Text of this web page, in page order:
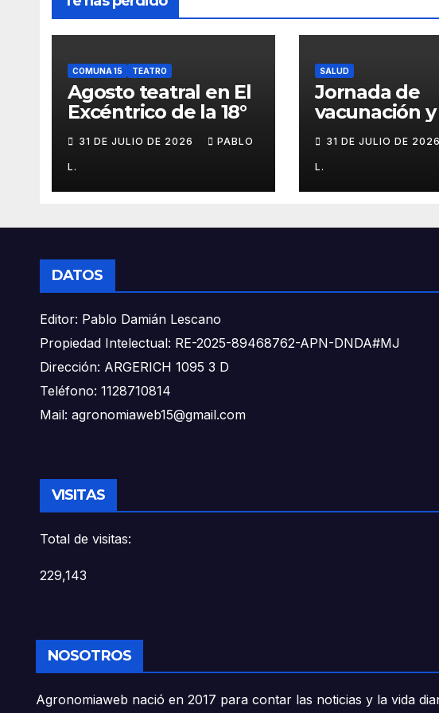
COMUNA 15 TEATRO
Agosto teatral en El
Excéntrico de la 18°
31 DE JULIO DE 2026 PABLO
L.
SALUD
Jornada de
vacunación
bucal para
31 DE JULIO DE 2026
L.
DATOS
Editor: Pablo Damián Lescano
Propiedad Intelectual: RE-2025-89468762-APN-DNDA#MJ
Dirección: ARGERICH 1095 3 D
Teléfono: 1128710814
Mail: agronomiaweb15@gmail.com
VISITAS
Total de visitas:
229,143
NOSOTROS
Agronomiaweb nació en 2017 para contar las noticias y la vida